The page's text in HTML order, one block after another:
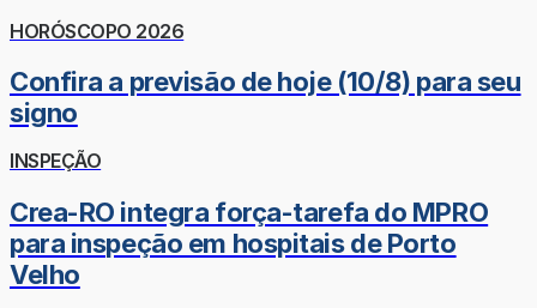
HORÓSCOPO 2026
Confira a previsão de hoje (10/8) para seu
signo
INSPEÇÃO
Crea-RO integra força-tarefa do MPRO
para inspeção em hospitais de Porto
Velho